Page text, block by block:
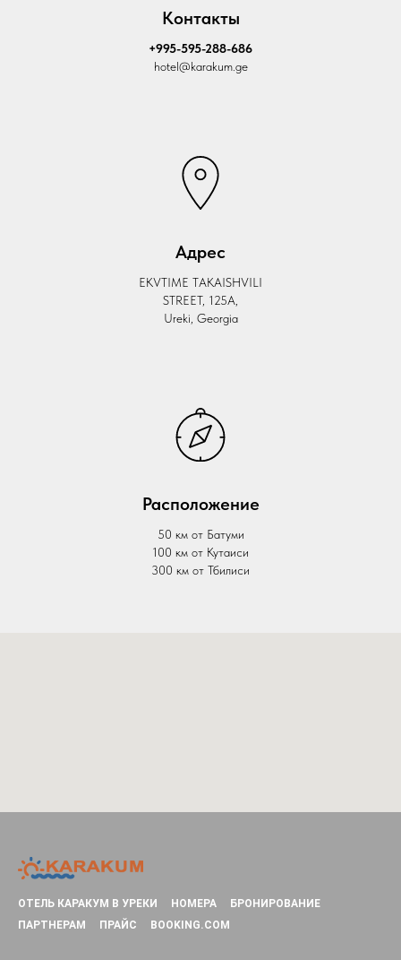
Контакты
+995-595-288-686
hotel@karakum.ge
Адрес
EKVTIME TAKAISHVILI
STREET, 125A,
Ureki, Georgia
Расположение
50 км от Батуми
100 км от Кутаиси
300 км от Тбилиси
ОТЕЛЬ КАРАКУМ В УРЕКИ НОМЕРА
БРОНИРОВАНИЕ
ПАРТНЕРАМ
ПРАЙС BOOKING.COM